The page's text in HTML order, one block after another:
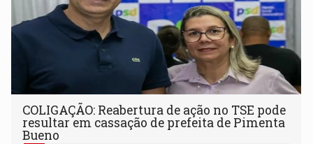
COLIGAÇÃO: Reabertura de ação no TSE pode
resultar em cassação de prefeita de Pimenta
Bueno